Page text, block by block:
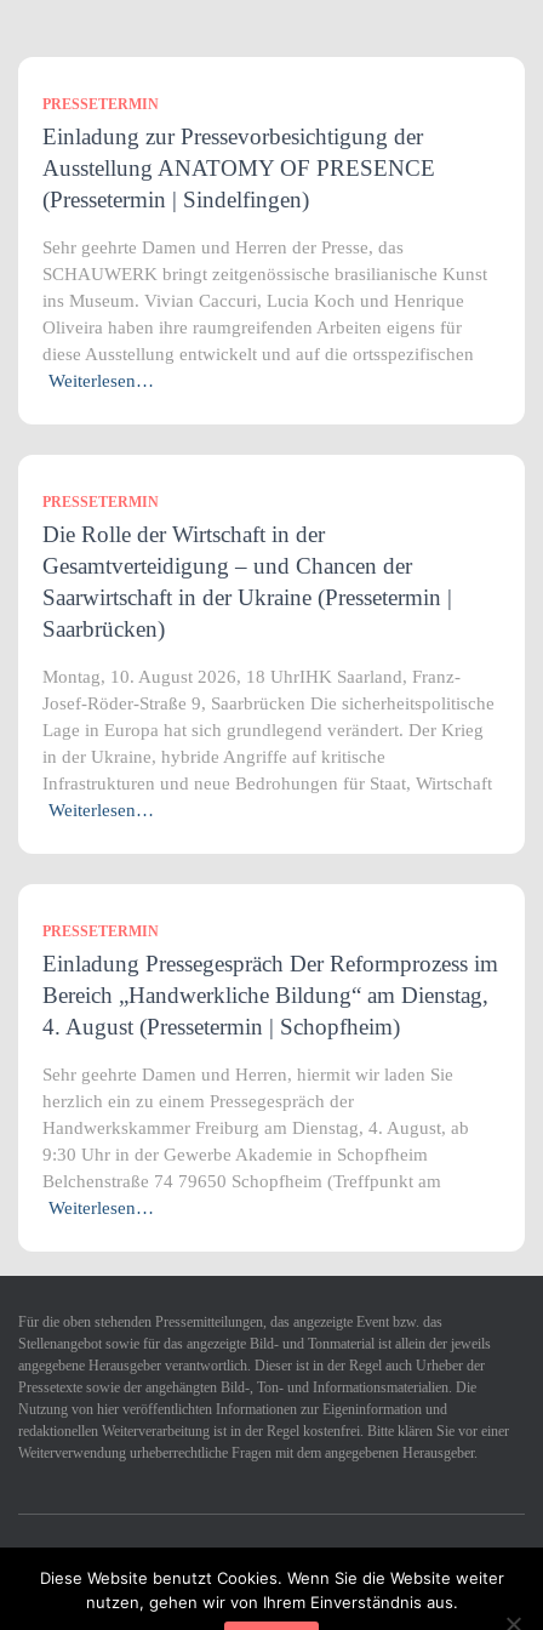
PRESSETERMIN
Einladung zur Pressevorbesichtigung der
Ausstellung ANATOMY OF PRESENCE
(Pressetermin | Sindelfingen)
Sehr geehrte Damen und Herren der Presse, das
SCHAUWERK bringt zeitgenössische brasilianische Kunst
ins Museum. Vivian Caccuri, Lucia Koch und Henrique
Oliveira haben ihre raumgreifenden Arbeiten eigens für
diese Ausstellung entwickelt und auf die ortsspezifischen
Weiterlesen…
PRESSETERMIN
Die Rolle der Wirtschaft in der
Gesamtverteidigung – und Chancen der
Saarwirtschaft in der Ukraine (Pressetermin |
Saarbrücken)
Montag, 10. August 2026, 18 UhrIHK Saarland, Franz-
Josef-Röder-Straße 9, Saarbrücken Die sicherheitspolitische
Lage in Europa hat sich grundlegend verändert. Der Krieg
in der Ukraine, hybride Angriffe auf kritische
Infrastrukturen und neue Bedrohungen für Staat, Wirtschaft
Weiterlesen…
PRESSETERMIN
Einladung Pressegespräch Der Reformprozess im
Bereich „Handwerkliche Bildung“ am Dienstag,
4. August (Pressetermin | Schopfheim)
Sehr geehrte Damen und Herren, hiermit wir laden Sie
herzlich ein zu einem Pressegespräch der
Handwerkskammer Freiburg am Dienstag, 4. August, ab
9:30 Uhr in der Gewerbe Akademie in Schopfheim
Belchenstraße 74 79650 Schopfheim (Treffpunkt am
Weiterlesen…
Für die oben stehenden Pressemitteilungen, das angezeigte Event bzw. das
Stellenangebot sowie für das angezeigte Bild- und Tonmaterial ist allein der jeweils
angegebene Herausgeber verantwortlich. Dieser ist in der Regel auch Urheber der
Pressetexte sowie der angehängten Bild-, Ton- und Informationsmaterialien. Die
Nutzung von hier veröffentlichten Informationen zur Eigeninformation und
redaktionellen Weiterverarbeitung ist in der Regel kostenfrei. Bitte klären Sie vor einer
Weiterverwendung urheberrechtliche Fragen mit dem angegebenen Herausgeber.
Datenschutzerklärung Impressum Kontakt
Diese Website benutzt Cookies. Wenn Sie die Website weiter
nutzen, gehen wir von Ihrem Einverständnis aus.